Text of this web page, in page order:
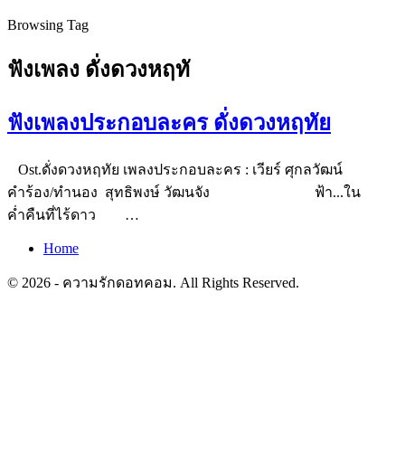
Browsing Tag
ฟังเพลง ดั่งดวงหฤทั
ฟังเพลงประกอบละคร ดั่งดวงหฤทัย
Ost.ดั่งดวงหฤทัย เพลงประกอบละคร : เวียร์ ศุกลวัฒน์
คำร้อง/ทำนอง สุทธิพงษ์ วัฒนจัง ฟ้า...ใน
ค่ำคืนที่ไร้ดาว …
Home
© 2026 - ความรักดอทคอม. All Rights Reserved.